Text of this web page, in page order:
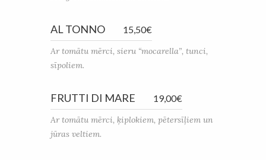
AL TONNO 15,50€
Ar tomātu mērci, sieru “mocarella”, tunci,
sīpoliem.
FRUTTI DI MARE 19,00€
Ar tomātu mērci, ķiplokiem, pētersīļiem un
jūras veltiem.